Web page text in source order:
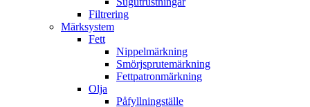
Filtrering
Märksystem
Fett
Nippelmärkning
Smörjsprutemärkning
Fettpatronmärkning
Olja
Påfyllningställe